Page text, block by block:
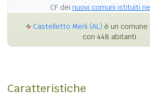
CF dei nuovi comuni istituiti
Castelletto Merli (AL) è un
con 448 abitanti.
Caratteristiche